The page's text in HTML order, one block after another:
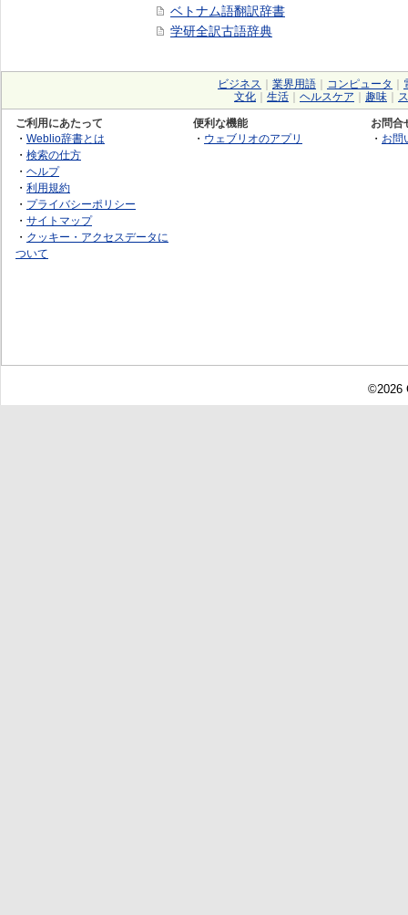
ベトナム語翻訳辞書
学研全訳古語辞典
ビジネス 業界用語 コンピュータ
文化
生活 ヘルスケア 趣味
ご利用にあたって
・ Weblio辞書とは
・ 検索の仕方
・ ヘルプ
・ 利用規約
・ プライバシーポリシー
・ サイトマップ
・ クッキー・アクセスデータに
ついて
便利な機能
・ ウェブリオのアプリ
お問合
・ お問
©2026